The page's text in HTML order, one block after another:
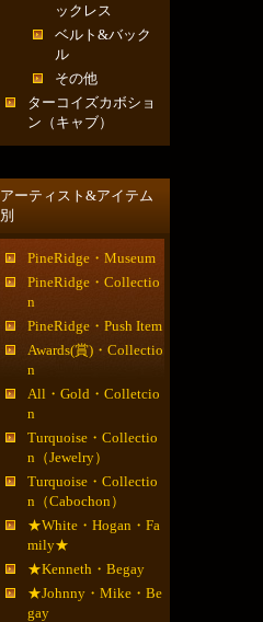
ックレス
ベルト&バック
ル
その他
ターコイズカボショ
ン（キャブ）
アーティスト&アイテム
別
PineRidge・Museum
PineRidge・Collectio
n
PineRidge・Push Item
Awards(賞)・Collectio
n
All・Gold・Colletcio
n
Turquoise・Collectio
n（Jewelry）
Turquoise・Collectio
n（Cabochon）
★White・Hogan・Fa
mily★
★Kenneth・Begay
★Johnny・Mike・Be
gay